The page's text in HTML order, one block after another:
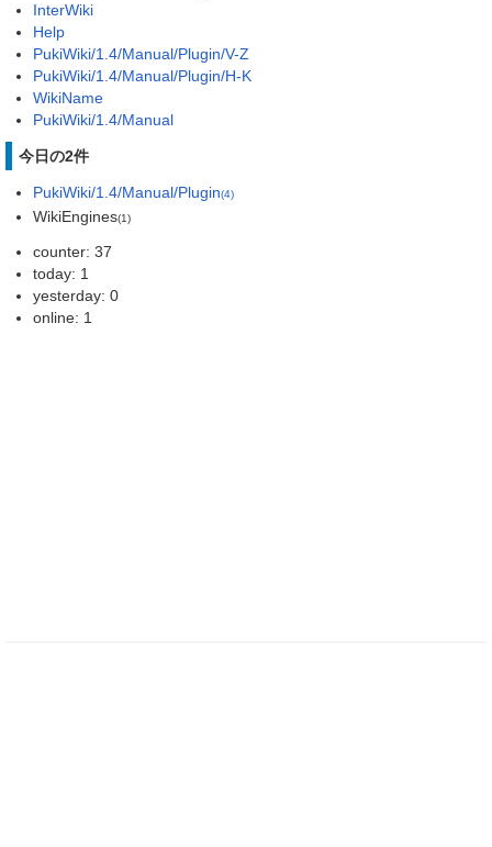
InterWiki
Help
PukiWiki/1.4/Manual/Plugin/V-Z
PukiWiki/1.4/Manual/Plugin/H-K
WikiName
PukiWiki/1.4/Manual
今日の2件
PukiWiki/1.4/Manual/Plugin(4)
WikiEngines(1)
counter: 37
today: 1
yesterday: 0
online: 1